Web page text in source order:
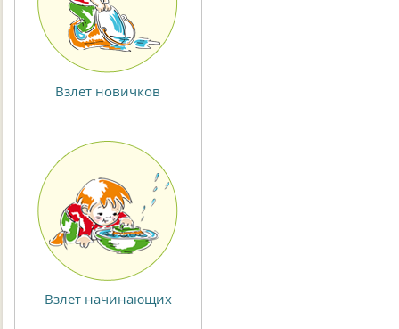
Взлет новичков
Взлет начинающих